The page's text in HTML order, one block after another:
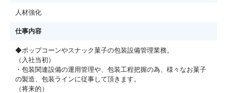
人材強化
仕事内容
◆ポップコーンやスナック菓子の包装設備管理業務。
（入社当初）
・包装関連設備の運用管理や、包装工程把握の為、様々なお菓子
の製造、包装ラインに従事して頂きます。
（将来的）